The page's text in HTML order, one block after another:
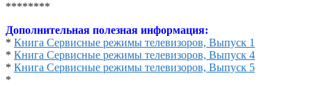
********
Дополнительная полезная информация:
* Книга Сервисные режимы телевизоров, Выпуск 1
* Книга Сервисные режимы телевизоров, Выпуск 4
* Книга Сервисные режимы телевизоров, Выпуск 5
*